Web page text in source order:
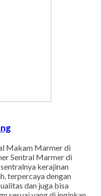
Makam Marmer di
Sentral Marmer di
kerajinan
terpercaya dengan
dan juga bisa